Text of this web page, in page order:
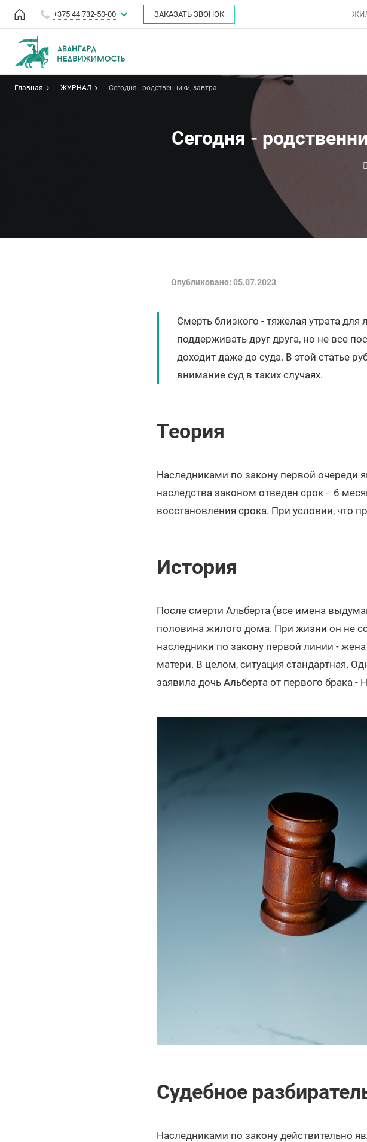
+375 44 732-50-00 ЗАКАЗАТЬ ЗВОНОК
Главная ЖУРНАЛ
Сегодня - родственники, завтра -
Сегодня -
Опубликовано: 05.07.2023
Смерть близкого - тяжелая утрата
поддерживать друг друга, но не все
доходит даже до суда. В этой статье
внимание суд в таких случаях.
Теория
Наследниками по закону первой очереди
наследства законом отведен срок - 6
восстановления срока. При условии, что
История
После смерти Альберта (все имена
половина жилого дома. При жизни он не
наследники по закону первой линии -
матери. В целом, ситуация стандартная.
заявила дочь Альберта от первого брака -
Судебное
Наследниками по закону действительно